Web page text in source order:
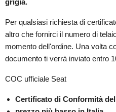
grigia.
Per qualsiasi richiesta di
altro che fornirci il numero di
momento dell'ordine. Una volta
documento ti verrà inviato entro
COC ufficiale Seat
Certificato di Conformità